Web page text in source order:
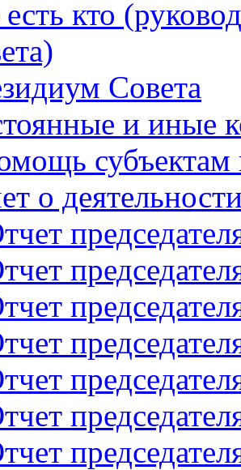
кто
Совета
и иные
субъектам
о